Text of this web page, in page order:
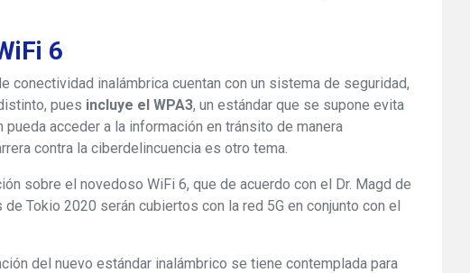
6
conectividad inalámbrica cuentan con un sistema de seguridad,
pues incluye el WPA3, un estándar que se supone evita
acceder a la información en tránsito de manera
contra la ciberdelincuencia es otro tema.
sobre el novedoso WiFi 6, que de acuerdo con el Dr. Magd de
Tokio 2020 serán cubiertos con la red 5G en conjunto con el
del nuevo estándar inalámbrico se tiene contemplada para